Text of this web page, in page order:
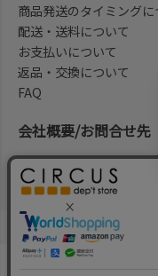
会社概要/お問合せ先
商品発送のタイミングに
配送・送料について
お支払いについて
返品・交換について
FAQ
法律に基づく表示
©2004-2026 子供服・